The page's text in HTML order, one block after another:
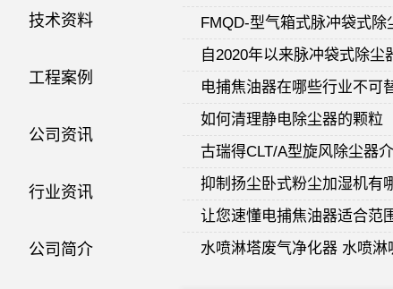
技术资料
工程案例
公司资讯
行业资讯
公司简介
FMQD-型气箱式脉冲袋式除
自2020年以来脉冲袋式除尘
电捕焦油器在哪些行业不可
如何清理静电除尘器的颗粒
古瑞得CLT/A型旋风除尘器
抑制扬尘卧式粉尘加湿机有
让您速懂电捕焦油器适合范
水喷淋塔废气净化器 水喷